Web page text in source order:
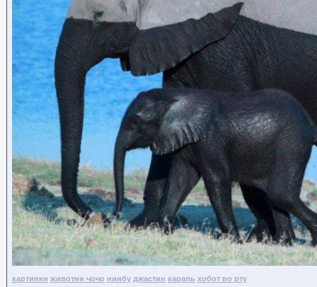
картинки животни чочо ниибу джастин карапь хобот во рту